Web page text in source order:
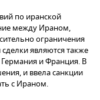
по иранской
между Ираном,
ограничения
являются также
и Франция. В
и ввела санкции
с Ираном.